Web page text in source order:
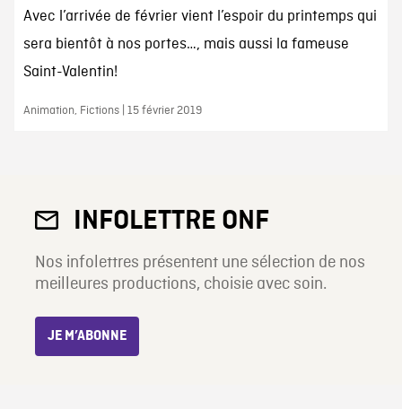
Avec l’arrivée de février vient l’espoir du printemps qui
sera bientôt à nos portes…, mais aussi la fameuse
Saint-Valentin!
Animation, Fictions | 15 février 2019
INFOLETTRE ONF
Nos infolettres présentent une sélection de nos
meilleures productions, choisie avec soin.
JE M’ABONNE